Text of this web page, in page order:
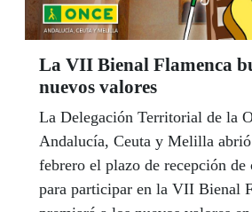
La VII Bienal Flamenca
nuevos valores
La Delegación Territorial de la
Andalucía, Ceuta y Melilla abrió
febrero el plazo de recepción de
para participar en la VII Bienal